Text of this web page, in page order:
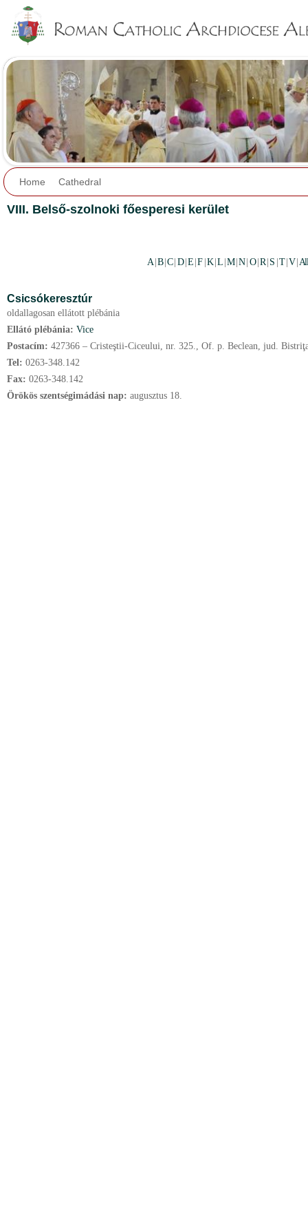
Home Cathedral
VIII. Belső-szolnoki főesperesi kerület
A B |C D |E |F K |L M |N O R S T |V All
Csicsókeresztúr
oldallagosan ellátott plébánia
Ellátó plébánia: Vice
Postacím: 427366 – Cristeştii-Ciceului, nr. 325., Of. p. Beclean, jud.
Tel: 0263-348.142
Fax: 0263-348.142
Örökös szentségimádási nap: augusztus 18.